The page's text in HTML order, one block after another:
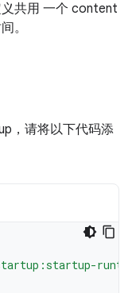
共用 一个 content
。
，请将以下代码添